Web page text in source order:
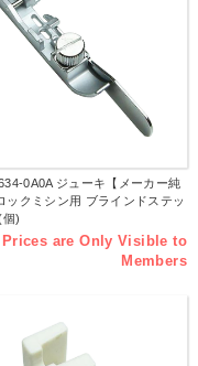
0A0A ジューキ【メーカー純
ックミシン用 ブラインドステッ
個)
are Only Visible to
Members